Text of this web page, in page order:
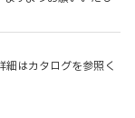
はカタログを参照く